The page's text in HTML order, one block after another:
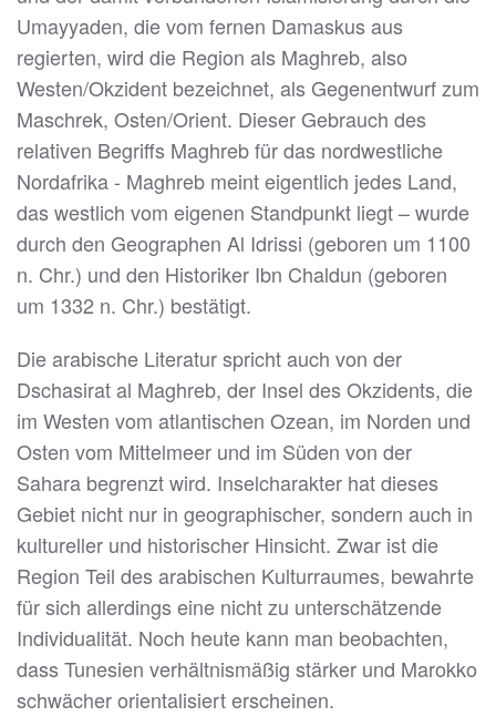
Umayyaden, die vom fernen Damaskus aus
regierten, wird die Region als Maghreb, also
Westen/Okzident bezeichnet, als Gegenentwurf zum
Maschrek, Osten/Orient. Dieser Gebrauch des
relativen Begriffs Maghreb für das nordwestliche
Nordafrika - Maghreb meint eigentlich jedes Land,
das westlich vom eigenen Standpunkt liegt – wurde
durch den Geographen Al Idrissi (geboren um 1100
n. Chr.) und den Historiker Ibn Chaldun (geboren
um 1332 n. Chr.) bestätigt.
Die arabische Literatur spricht auch von der
Dschasirat al Maghreb, der Insel des Okzidents, die
im Westen vom atlantischen Ozean, im Norden und
Osten vom Mittelmeer und im Süden von der
Sahara begrenzt wird. Inselcharakter hat dieses
Gebiet nicht nur in geographischer, sondern auch in
kultureller und historischer Hinsicht. Zwar ist die
Region Teil des arabischen Kulturraumes, bewahrte
für sich allerdings eine nicht zu unterschätzende
Individualität. Noch heute kann man beobachten,
dass Tunesien verhältnismäßig stärker und Marokko
schwächer orientalisiert erscheinen.